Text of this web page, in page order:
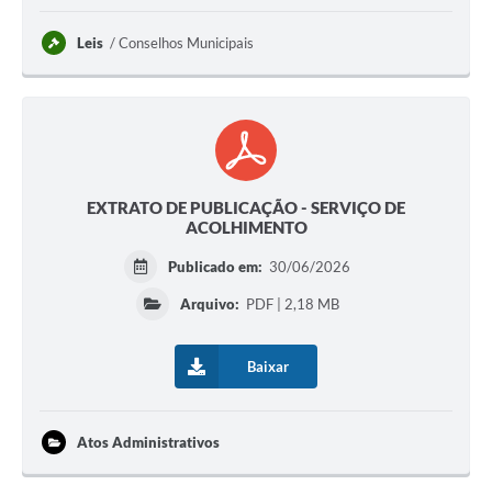
Leis Conselhos Municipais
EXTRATO DE PUBLICAÇÃO - SERVIÇO DE
ACOLHIMENTO
Publicado em: 30/06/2026
Arquivo: PDF | 2,18 MB
Baixar
Atos Administrativos